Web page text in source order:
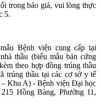
trong báo giá, vui lòng thực
5.
Bệnh viện cung cấp tại
thầu (biểu mẫu bản cứng
theo hợp đồng trúng thầu
trúng thầu tại các cơ sở y tế
– Khu A) - Bệnh viện Đại học
Hồng Bàng, Phường 11,